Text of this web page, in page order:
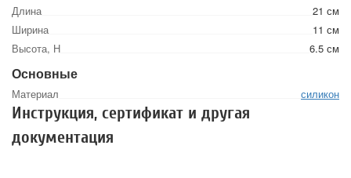
Длина
21 см
Ширина
11 см
Высота, Н
6.5 см
Основные
Материал силикон
Инструкция, сертификат и другая
документация